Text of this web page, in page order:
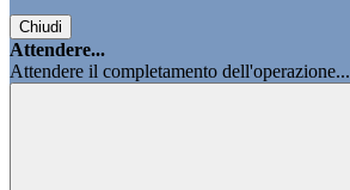
Chiudi
Attendere...
Attendere il completamento dell'operazione...